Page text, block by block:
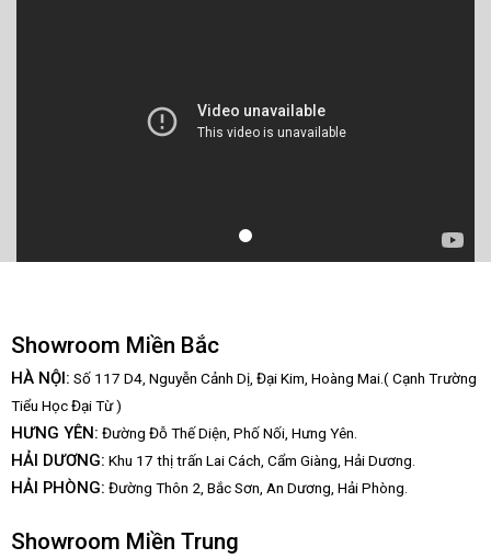
Showroom Miền Bắc
HÀ NỘI: Số 117 D4, Nguyễn Cảnh Dị, Đại Kim, Hoàng Mai.( Cạnh Trường
Tiểu Học Đại Từ )
HƯNG YÊN: Đường Đỗ Thế Diện, Phố Nối, Hưng Yên.
HẢI DƯƠNG: Khu 17 thị trấn Lai Cách, Cẩm Giàng, Hải Dương.
HẢI PHÒNG: Đường Thôn 2, Bắc Sơn, An Dương, Hải Phòng.
Showroom Miền Trung